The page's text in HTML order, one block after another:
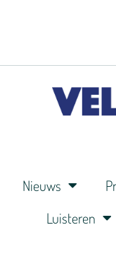
Nieuws
Luisteren